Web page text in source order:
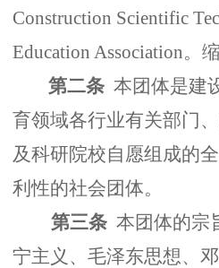
Construction Scientific
Education Association。
第二条 本团体是建
育领域各行业有关部门
及科研院校自愿组成的
利性的社会团体。
第三条 本团体的宗
宁主义、毛泽东思想、